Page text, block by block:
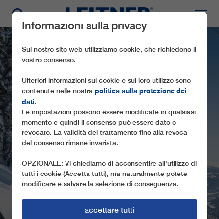
CD8C
Informazioni sulla privacy
Sul nostro sito web utilizziamo cookie, che richiedono il
vostro consenso.
Ulteriori informazioni sui cookie e sul loro utilizzo sono
contenute nelle nostra politica sulla protezione dei
dati.
Le impostazioni possono essere modificate in qualsiasi
momento e quindi il consenso può essere dato o
revocato. La validità del trattamento fino alla revoca
del consenso rimane invariata.
OPZIONALE: Vi chiediamo di acconsentire all'utilizzo di
tutti i cookie (Accetta tutti), ma naturalmente potete
modificare e salvare la selezione di conseguenza.
accettare tutti